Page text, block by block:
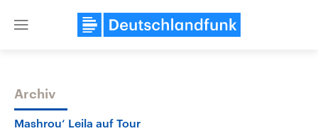
Close
Themen
Archiv
Mashrou‘ Leila auf Tour